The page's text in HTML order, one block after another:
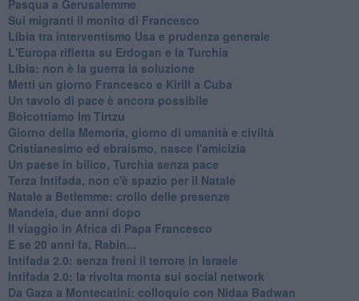
Pasqua a Gerusalemme
Sui migranti il monito di Francesco
Libia tra interventismo Usa e prudenza generale
L'Europa rifletta su Erdogan e la Turchia
Libia: non è la guerra la soluzione
Metti un giorno Francesco e Kirill a Cuba
Un tavolo di pace è ancora possibile
Boicottiamo Im Tirtzu
Giorno della Memoria, giorno di umanità e civiltà
Cristianesimo ed ebraismo, nasce l'amicizia
Un paese in bilico, Turchia senza pace
Terza Intifada, non c'è spazio per il Natale
Natale a Betlemme: crollo delle presenze
Mandela, due anni dopo
Il viaggio in Africa di Papa Francesco
E se 20 anni fa, Rabin...
Intifada 2.0: senza freni il terrore in Israele
Intifada 2.0: la rivolta monta sui social network
Da Gaza a Montecatini: colloquio con Nidaa Badwan